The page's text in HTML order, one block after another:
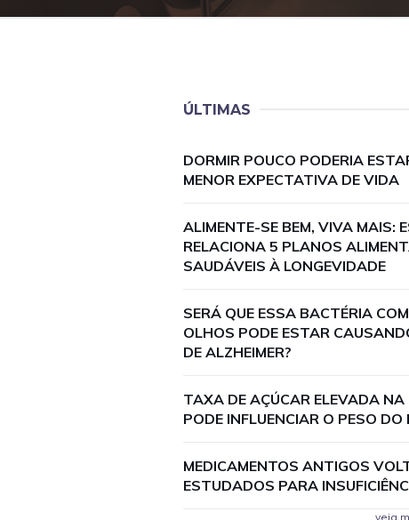
ÚLTIMAS
DORMIR POUCO PODERIA
MENOR EXPECTATIVA DE VIDA
ALIMENTE-SE BEM, VIVA MAIS:
RELACIONA 5 PLANOS
SAUDÁVEIS À LONGEVIDADE
SERÁ QUE ESSA BACTÉRIA
OLHOS PODE ESTAR
DE ALZHEIMER?
TAXA DE AÇÚCAR ELEVADA NA
PODE INFLUENCIAR O PESO DO
MEDICAMENTOS ANTIGOS
ESTUDADOS PARA
veja